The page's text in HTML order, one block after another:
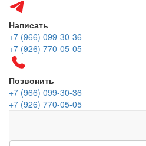
Написать
+7 (966) 099-30-36
+7 (926) 770-05-05
Позвонить
+7 (966) 099-30-36
+7 (926) 770-05-05